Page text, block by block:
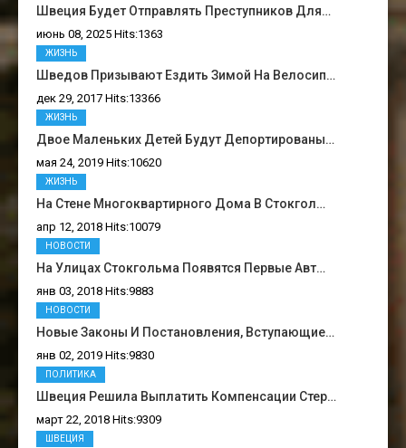
Швеция Будет Отправлять Преступников Для…
июнь 08, 2025 Hits:1363
Шведов Призывают Ездить Зимой На Велосип…
дек 29, 2017 Hits:13366
ЖИЗНЬ
Двое Маленьких Детей Будут Депортированы…
мая 24, 2019 Hits:10620
ЖИЗНЬ
На Стене Многоквартирного Дома В Стокгол…
апр 12, 2018 Hits:10079
ЖИЗНЬ
На Улицах Стокгольма Появятся Первые Авт…
янв 03, 2018 Hits:9883
НОВОСТИ
Новые Законы И Постановления, Вступающие…
янв 02, 2019 Hits:9830
НОВОСТИ
Швеция Решила Выплатить Компенсации Стер…
март 22, 2018 Hits:9309
ПОЛИТИКА
ШВЕЦИЯ